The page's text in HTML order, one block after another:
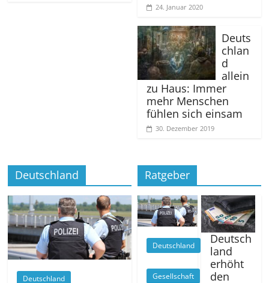
24. Januar 2020
Deuts
chlan
d
allein
zu Haus: Immer
mehr Menschen
fühlen sich einsam
30. Dezember 2019
Deutschland
Deutschland
Ratgeber
Deutschland
Gesellschaft
Deutsch
land
erhöht
den